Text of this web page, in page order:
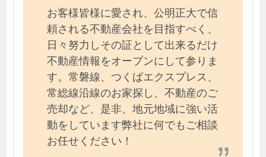
お客様皆様に愛され、公明正大で信
頼される不動産会社を目指すべく、
日々努力しその証として出来るだけ
不動産情報をオープンにして参りま
す。常磐線、つくばエクスプレス、
常総線沿線のお家探し、不動産のご
売却など、是非、地元地域に強い活
動をしています弊社に何でもご相談
お任せください！